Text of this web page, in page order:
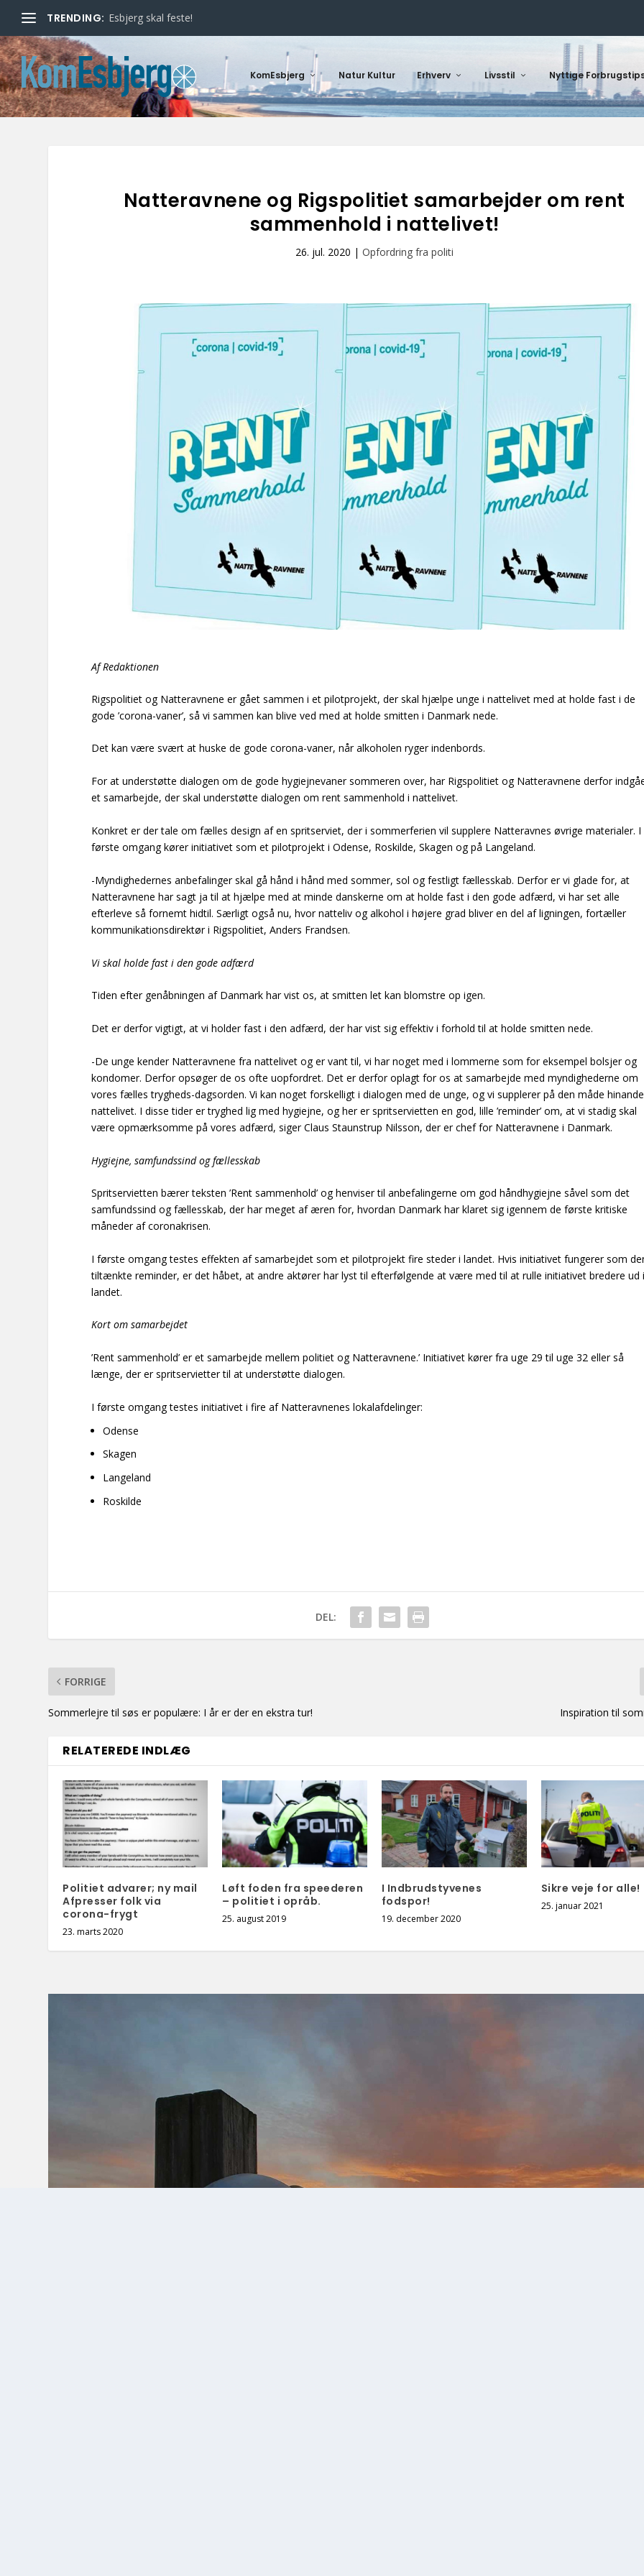
TRENDING: Esbjerg skal feste!
KomEsbjerg Natur Kultur Erhverv Livsstil Nyttige
Natteravnene og Rigspolitiet samarbejder om rent
sammenhold i nattelivet!
26. jul. 2020 | Opfordring fra politi
Af Redaktionen
Rigspolitiet og Natteravnene er gået sammen i et pilotprojekt, der skal hjælpe unge i nattelivet med at holde fast i de
gode ’corona-vaner’, så vi sammen kan blive ved med at holde smitten i Danmark nede.
Det kan være svært at huske de gode corona-vaner, når alkoholen ryger indenbords.
For at understøtte dialogen om de gode hygiejnevaner sommeren over, har Rigspolitiet og Natteravnene derfor
et samarbejde, der skal understøtte dialogen om rent sammenhold i nattelivet.
Konkret er der tale om fælles design af en spritserviet, der i sommerferien vil supplere Natteravnes øvrige materialer. I
første omgang kører initiativet som et pilotprojekt i Odense, Roskilde, Skagen og på Langeland.
-Myndighedernes anbefalinger skal gå hånd i hånd med sommer, sol og festligt fællesskab. Derfor er vi glade for, at
Natteravnene har sagt ja til at hjælpe med at minde danskerne om at holde fast i den gode adfærd, vi har set alle
efterleve så fornemt hidtil. Særligt også nu, hvor natteliv og alkohol i højere grad bliver en del af ligningen, fortæller
kommunikationsdirektør i Rigspolitiet, Anders Frandsen.
Vi skal holde fast i den gode adfærd
Tiden efter genåbningen af Danmark har vist os, at smitten let kan blomstre op igen.
Det er derfor vigtigt, at vi holder fast i den adfærd, der har vist sig effektiv i forhold til at holde smitten nede.
-De unge kender Natteravnene fra nattelivet og er vant til, vi har noget med i lommerne som for eksempel bolsjer og
kondomer. Derfor opsøger de os ofte uopfordret. Det er derfor oplagt for os at samarbejde med myndighederne om
vores fælles trygheds-dagsorden. Vi kan noget forskelligt i dialogen med de unge, og vi supplerer på den måde
nattelivet. I disse tider er tryghed lig med hygiejne, og her er spritservietten en god, lille ’reminder’ om, at vi stadig skal
være opmærksomme på vores adfærd, siger Claus Staunstrup Nilsson, der er chef for Natteravnene i Danmark.
Hygiejne, samfundssind og fællesskab
Spritservietten bærer teksten ’Rent sammenhold’ og henviser til anbefalingerne om god håndhygiejne såvel som det
samfundssind og fællesskab, der har meget af æren for, hvordan Danmark har klaret sig igennem de første kritiske
måneder af coronakrisen.
I første omgang testes effekten af samarbejdet som et pilotprojekt fire steder i landet. Hvis initiativet fungerer som
tiltænkte reminder, er det håbet, at andre aktører har lyst til efterfølgende at være med til at rulle initiativet bredere ud
landet.
Kort om samarbejdet
’Rent sammenhold’ er et samarbejde mellem politiet og Natteravnene.’ Initiativet kører fra uge 29 til uge 32 eller så
længe, der er spritservietter til at understøtte dialogen.
I første omgang testes initiativet i fire af Natteravnenes lokalafdelinger:
Odense
Skagen
Langeland
Roskilde
DEL:
FORRIGE
Sommerlejre til søs er populære: I år er der en ekstra tur! Inspiration til
RELATEREDE INDLÆG
Politiet advarer; ny mail
Afpresser folk via
corona-frygt
23. marts 2020
Løft foden fra speederen
– politiet i opråb.
25. august 2019
I Indbrudstyvenes
fodspor!
19. december 2020
Sikre veje for alle!
25. januar 2021